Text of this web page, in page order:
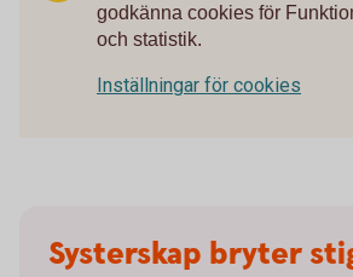
godkänna cookies för
och statistik.
Inställningar för cookies
Systerskap bryter